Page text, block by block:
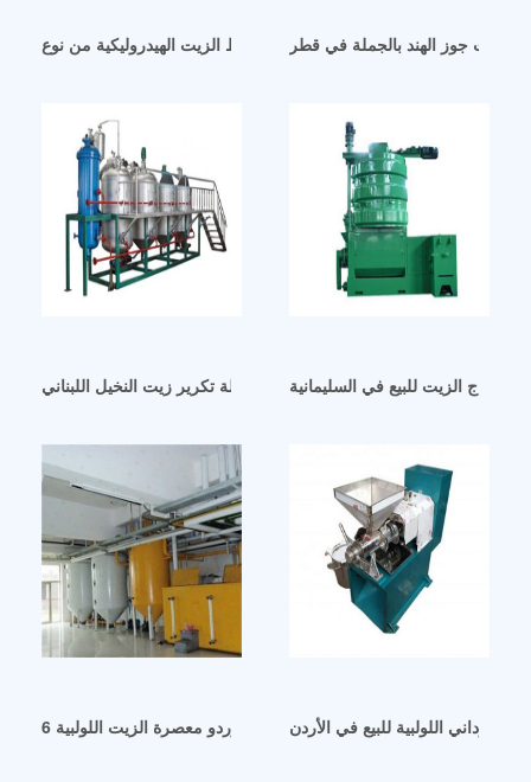
آلة ضغط الزيت الهيدروليكية من نوع VLP سعة 25 طن في بغداد
زيت جوز الهند بالجملة في قطر
آلة تكرير زيت النخيل اللبناني استخراج الزيت للبيع في السليمانية
موردو معصرة الزيت اللولبية 6yl في دبي
السوداني اللولبية للبيع في الأردن